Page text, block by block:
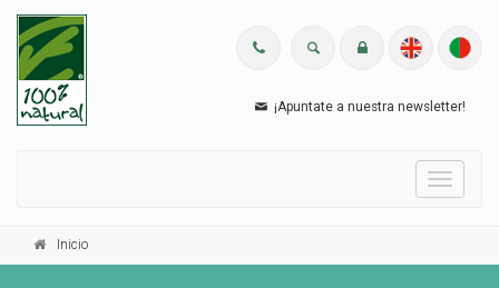
¡Apuntate a nuestra newsletter!
Menu
Inicio